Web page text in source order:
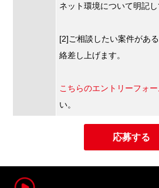
ネット環境について明記し
[2]ご相談したい案件があ
絡差し上げます。
こちらのエントリーフォー
い。
応募する